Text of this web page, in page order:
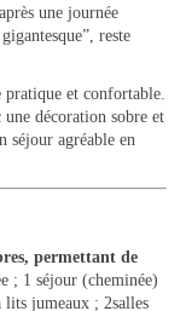
une journée
reste
pratique et confortable.
une décoration sobre et
séjour agréable en
permettant de
; 1 séjour (cheminée)
lits jumeaux ; 2salles